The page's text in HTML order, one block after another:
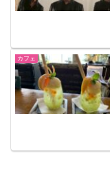
カフェ